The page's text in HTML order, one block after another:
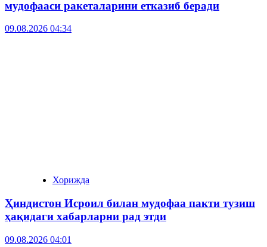
мудофааси ракеталарини етказиб беради
09.08.2026 04:34
Хорижда
Ҳиндистон Исроил билан мудофаа пакти тузиш
ҳақидаги хабарларни рад этди
09.08.2026 04:01